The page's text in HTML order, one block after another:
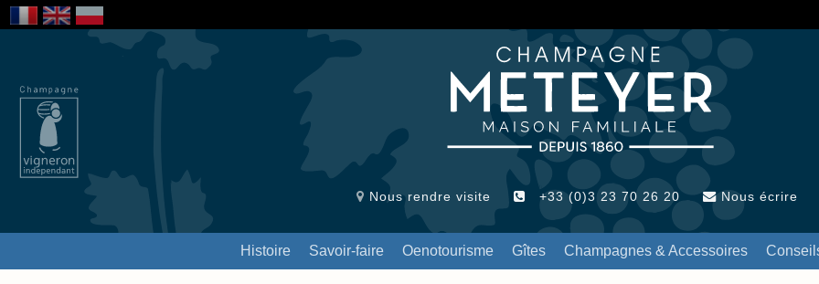
Nous rendre visite +33 (0)3 23 70 26 20 Nous écrire
Histoire Savoir-faire Oenotourisme Gîtes Champagnes & Accessoires